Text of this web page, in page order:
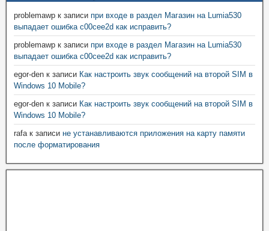
problemawp к записи при входе в раздел Магазин на Lumia530
выпадает ошибка c00cee2d как исправить?
problemawp к записи при входе в раздел Магазин на Lumia530
выпадает ошибка c00cee2d как исправить?
egor-den к записи Как настроить звук сообщений на второй SIM в
Windows 10 Mobile?
egor-den к записи Как настроить звук сообщений на второй SIM в
Windows 10 Mobile?
rafaк записи не устанавливаются приложения на карту памяти
после форматирования